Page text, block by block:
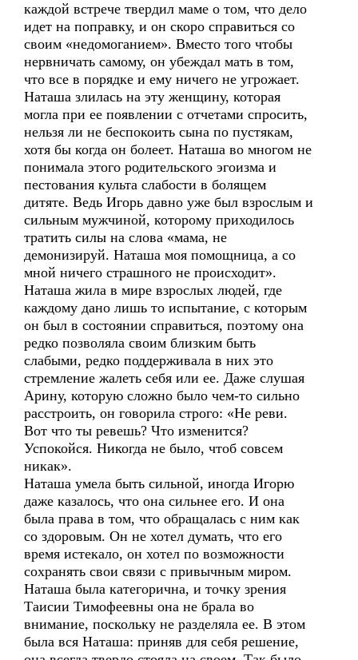
каждой встрече твердил маме о том, что дело
идет на поправку, и он скоро справиться со
своим «недомоганием». Вместо того чтобы
нервничать самому, он убеждал мать в том,
что все в порядке и ему ничего не угрожает.
Наташа злилась на эту женщину, которая
могла при ее появлении с отчетами спросить,
нельзя ли не беспокоить сына по пустякам,
хотя бы когда он болеет. Наташа во многом не
понимала этого родительского эгоизма и
пестования культа слабости в болящем
дитяте. Ведь Игорь давно уже был взрослым и
сильным мужчиной, которому приходилось
тратить силы на слова «мама, не
демонизируй. Наташа моя помощница, а со
мной ничего страшного не происходит».
Наташа жила в мире взрослых людей, где
каждому дано лишь то испытание, с которым
он был в состоянии справиться, поэтому она
редко позволяла своим близким быть
слабыми, редко поддерживала в них это
стремление жалеть себя или ее. Даже слушая
Арину, которую сложно было чем-то сильно
расстроить, он говорила строго: «Не реви.
Вот что ты ревешь? Что изменится?
Успокойся. Никогда не было, чтоб совсем
никак».
Наташа умела быть сильной, иногда Игорю
даже казалось, что она сильнее его. И она
была права в том, что обращалась с ним как
со здоровым. Он не хотел думать, что его
время истекало, он хотел по возможности
сохранять свои связи с привычным миром.
Наташа была категорична, и точку зрения
Таисии Тимофеевны она не брала во
внимание, поскольку не разделяла ее. В этом
была вся Наташа: приняв для себя решение,